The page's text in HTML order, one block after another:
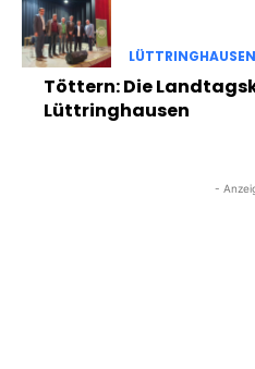
LÜTTRINGHAUSEN
Töttern: Die
Lüttringhausen
-